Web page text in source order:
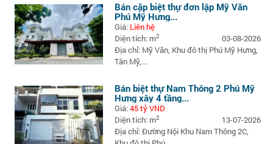
Bán cặp biệt thự đơn lập Mỹ Văn
Phú Mỹ Hưng...
Giá: Liên hệ
Diện tích: m2
03-08-2026
Địa chỉ: Mỹ Văn, Khu đô thị Phú Mỹ Hưng,
Tân Mỹ,...
Bán biệt thự Nam Thông 2 Phú Mỹ
Hưng xây 4 tầng...
Giá:45 tỷ VND
Diện tích: m2
13-07-2026
Địa chỉ: Đường Nội Khu Nam Thông 2C,